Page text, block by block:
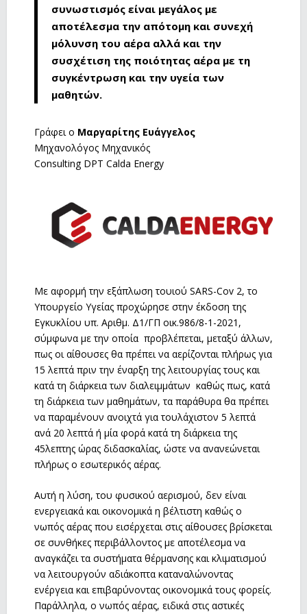
συνωστισμός είναι μεγάλος με
αποτέλεσμα την απότομη και συνεχή
μόλυνση του αέρα αλλά και την
συσχέτιση της ποιότητας αέρα με τη
συγκέντρωση και την υγεία των
μαθητών.
Γράφει ο Μαργαρίτης Ευάγγελος
Μηχανολόγος Μηχανικός
Consulting DPT Calda Energy
Με αφορμή την εξάπλωση τουιού SARS-Cov 2, το
Υπουργείο Υγείας προχώρησε στην έκδοση της
Εγκυκλίου υπ. Αριθμ. Δ1/ΓΠ οικ.986/8-1-2021,
σύμφωνα με την οποία προβλέπεται, μεταξύ άλλων,
πως οι αίθουσες θα πρέπει να αερίζονται πλήρως για
15 λεπτά πριν την έναρξη της λειτουργίας τους και
κατά τη διάρκεια των διαλειμμάτων καθώς πως, κατά
τη διάρκεια των μαθημάτων, τα παράθυρα θα πρέπει
να παραμένουν ανοιχτά για τουλάχιστον 5 λεπτά
ανά 20 λεπτά ή μία φορά κατά τη διάρκεια της
45λεπτης ώρας διδασκαλίας, ώστε να ανανεώνεται
πλήρως ο εσωτερικός αέρας.
Αυτή η λύση, του φυσικού αερισμού, δεν είναι
ενεργειακά και οικονομικά η βέλτιστη καθώς ο
νωπός αέρας που εισέρχεται στις αίθουσες βρίσκεται
σε συνθήκες περιβάλλοντος με αποτέλεσμα να
αναγκάζει τα συστήματα θέρμανσης και κλιματισμού
να λειτουργούν αδιάκοπτα καταναλώνοντας
ενέργεια και επιβαρύνοντας οικονομικά τους φορείς.
Παράλληλα, ο νωπός αέρας, ειδικά στις αστικές